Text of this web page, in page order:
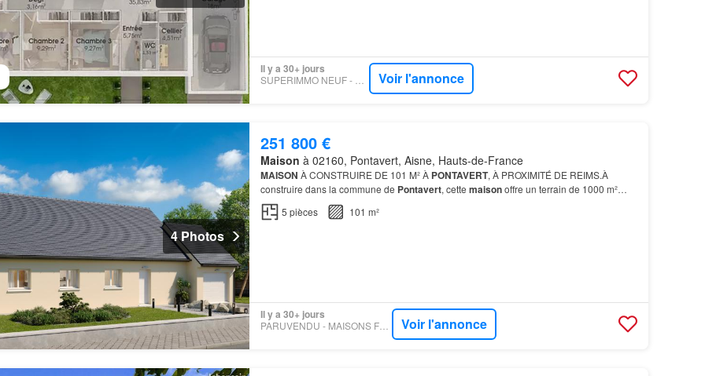
Il y a 30+ jours
Voir l'annonce
4 Photos
251 800 €
Maison à 02160, Pontavert, Aisne, Hauts-de-France
MAISON À CONSTRUIRE DE 101 M² À PONTAVERT, À PROXIMITÉ DE REIMS.À
construire dans la commune de Pontavert, cette maisonoffre un terrain de 1000 m²
propice pas à prendre contact avec
5 pièces 101 m²
Il y a 30+ jours
PARUVENDU - MAISONS FRANCE CONFORT Voir l'annonce